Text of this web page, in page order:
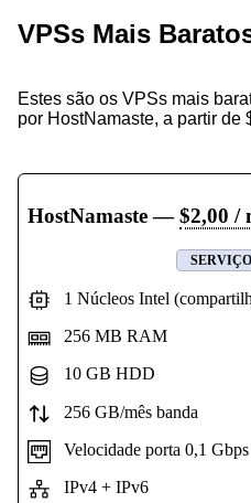
VPSs Mais
Estes são os VPSs mais
por HostNamaste, a partir de
HostNamaste—$2,00 /
1 Núcleos Intel
256 MB RAM
10 GB HDD
256 GB/mês banda
Velocidade porta 0,1 Gbps
IPv4 + IPv6